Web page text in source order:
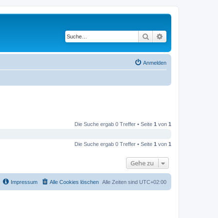
Suche
Anmelden
Die Suche ergab 0 Treffer • Seite 1 von 1
Die Suche ergab 0 Treffer • Seite 1 von 1
Gehe zu
Alle Zeiten sind UTC+02:00
Alle Cookies löschen
Impressum